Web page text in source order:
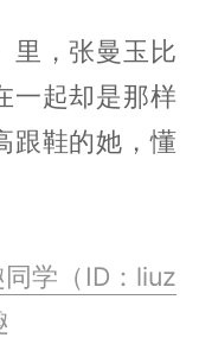
里，张曼玉比
一起却是那样
跟鞋的她，懂
同学（ID：liuz